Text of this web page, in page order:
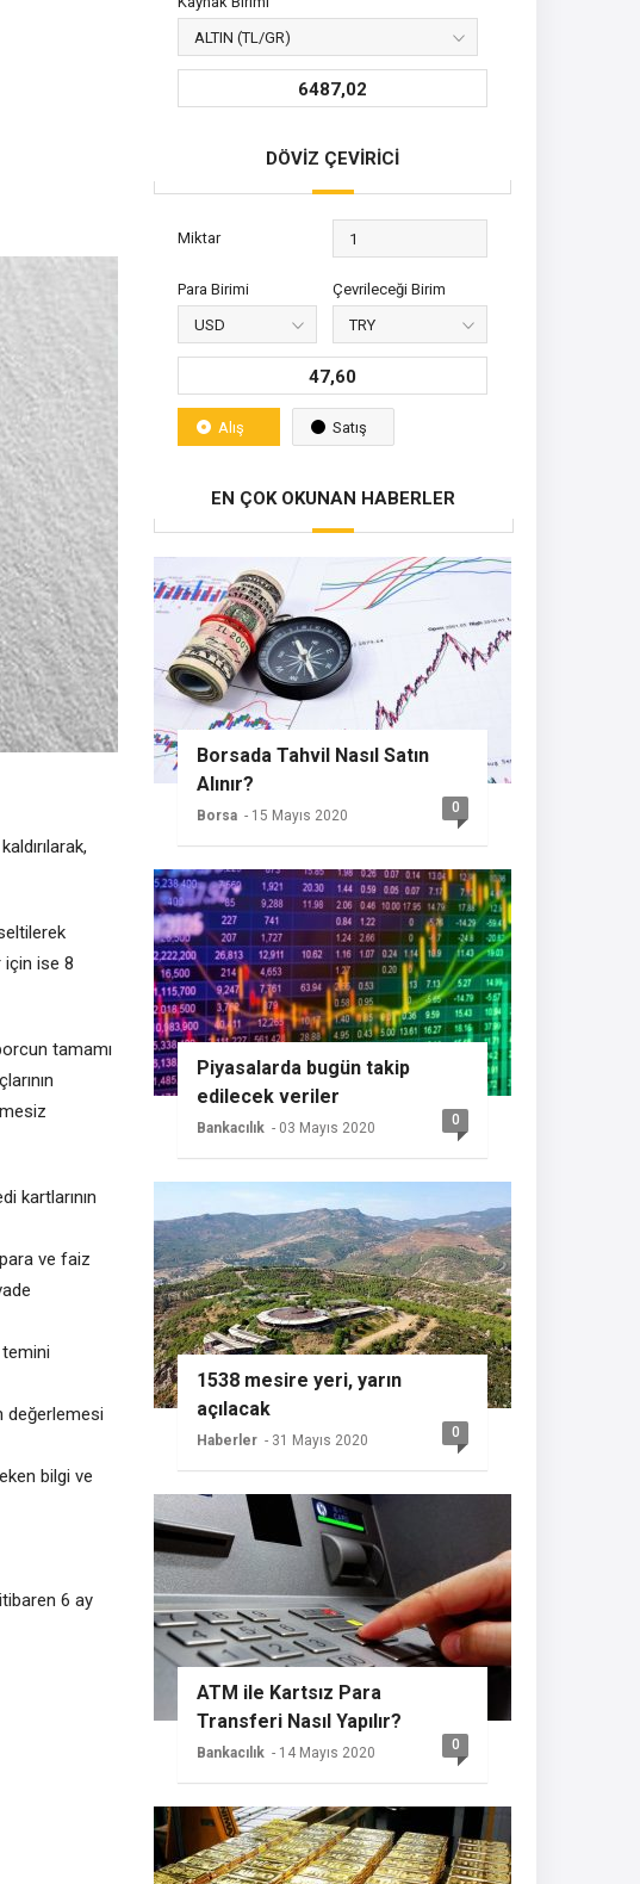
erek
için ise 8
tamamı
kartlarının
ve faiz
temini
değerlemesi
bilgi ve
6 ay
6487,02
DÖVİZ ÇEVİRİCİ
Miktar
Para Birimi Çevrileceği Birim
47,60
Alış Satış
EN ÇOK OKUNAN HABERLER
Borsada Tahvil Nasıl Satın
Alınır?
Borsa - 15 Mayıs 2020 0
Piyasalarda bugün takip
edilecek veriler
Bankacılık - 03 Mayıs 2020 0
1538 mesire yeri, yarın
açılacak
Haberler - 31 Mayıs 2020 0
ATM ile Kartsız Para
Transferi Nasıl Yapılır?
Bankacılık - 14 Mayıs 2020 0